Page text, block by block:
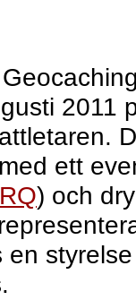
2011
ett
) och
en